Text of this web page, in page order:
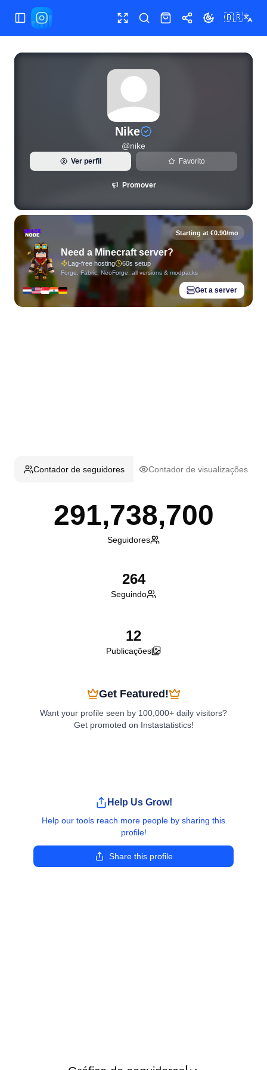
Alternar menu Tela cheiaPesquisar
Loja Compartilhar
Alternar tema
🇧🇷
Estatísticas do Instagram ao vivo e análise de seguidores
Nike
@nike
Ver perfil Favorito
Promover
Starting at €0.90/mo
Need a Minecraft server?
Lag-free hosting 60s setup
Forge, Fabric, NeoForge, all versions & modpacks
Get a server
Contador de seguidores Contador de visualizações
291,738,700
Seguidores
264
Seguindo
12
Publicações
Get Featured!
Want your profile seen by 100,000+ daily visitors?
Get promoted on Instastatistics!
Help Us Grow!
Help our tools reach more people by sharing this
profile!
Share this profile